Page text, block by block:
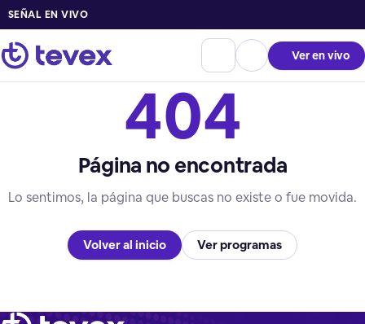
SEÑAL EN VIVO
Ver en vivo
404
Página no encontrada
Lo sentimos, la página que buscas no existe o fue movida.
Volver al inicio Ver programas